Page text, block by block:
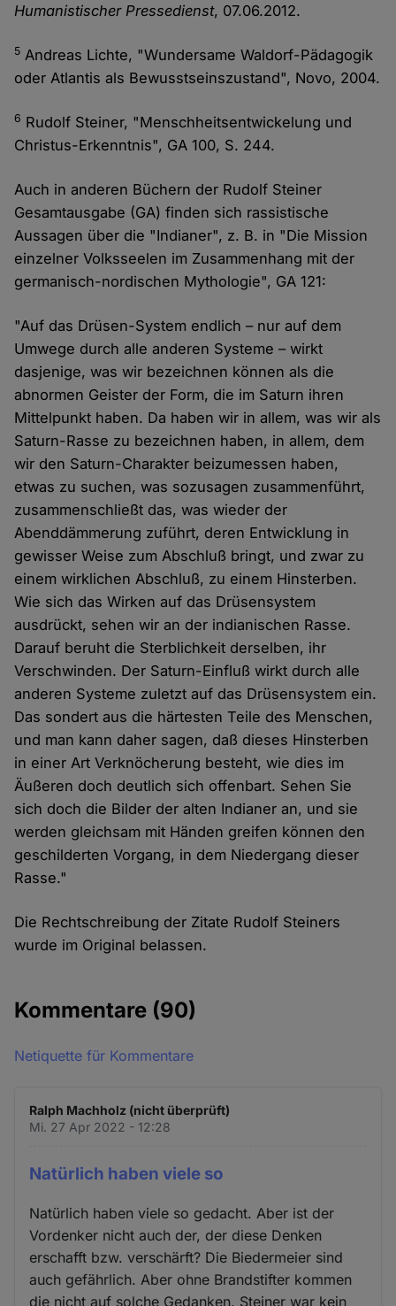
Humanistischer Pressedienst, 07.06.2012.
5 Andreas Lichte, "Wundersame Waldorf-Pädagogik
oder Atlantis als Bewusstseinszustand", Novo, 2004.
6 Rudolf Steiner, "Menschheitsentwickelung und
Christus-Erkenntnis", GA 100, S. 244.
Auch in anderen Büchern der Rudolf Steiner
Gesamtausgabe (GA) finden sich rassistische
Aussagen über die "Indianer", z. B. in "Die Mission
einzelner Volksseelen im Zusammenhang mit der
germanisch-nordischen Mythologie", GA 121:
"Auf das Drüsen-System endlich – nur auf dem
Umwege durch alle anderen Systeme – wirkt
dasjenige, was wir bezeichnen können als die
abnormen Geister der Form, die im Saturn ihren
Mittelpunkt haben. Da haben wir in allem, was wir als
Saturn-Rasse zu bezeichnen haben, in allem, dem
wir den Saturn-Charakter beizumessen haben,
etwas zu suchen, was sozusagen zusammenführt,
zusammenschließt das, was wieder der
Abenddämmerung zuführt, deren Entwicklung in
gewisser Weise zum Abschluß bringt, und zwar zu
einem wirklichen Abschluß, zu einem Hinsterben.
Wie sich das Wirken auf das Drüsensystem
ausdrückt, sehen wir an der indianischen Rasse.
Darauf beruht die Sterblichkeit derselben, ihr
Verschwinden. Der Saturn-Einfluß wirkt durch alle
anderen Systeme zuletzt auf das Drüsensystem ein.
Das sondert aus die härtesten Teile des Menschen,
und man kann daher sagen, daß dieses Hinsterben
in einer Art Verknöcherung besteht, wie dies im
Äußeren doch deutlich sich offenbart. Sehen Sie
sich doch die Bilder der alten Indianer an, und sie
werden gleichsam mit Händen greifen können den
geschilderten Vorgang, in dem Niedergang dieser
Rasse."
Die Rechtschreibung der Zitate Rudolf Steiners
wurde im Original belassen.
Kommentare (90)
Netiquette für Kommentare
Ralph Machholz (nicht überprüft)
Mi. 27 Apr 2022 - 12:28
Natürlich haben viele so
Natürlich haben viele so gedacht. Aber ist der
Vordenker nicht auch der, der diese Denken
erschafft bzw. verschärft? Die Biedermeier sind
auch gefährlich. Aber ohne Brandstifter kommen
die nicht auf solche Gedanken. Steiner war kein